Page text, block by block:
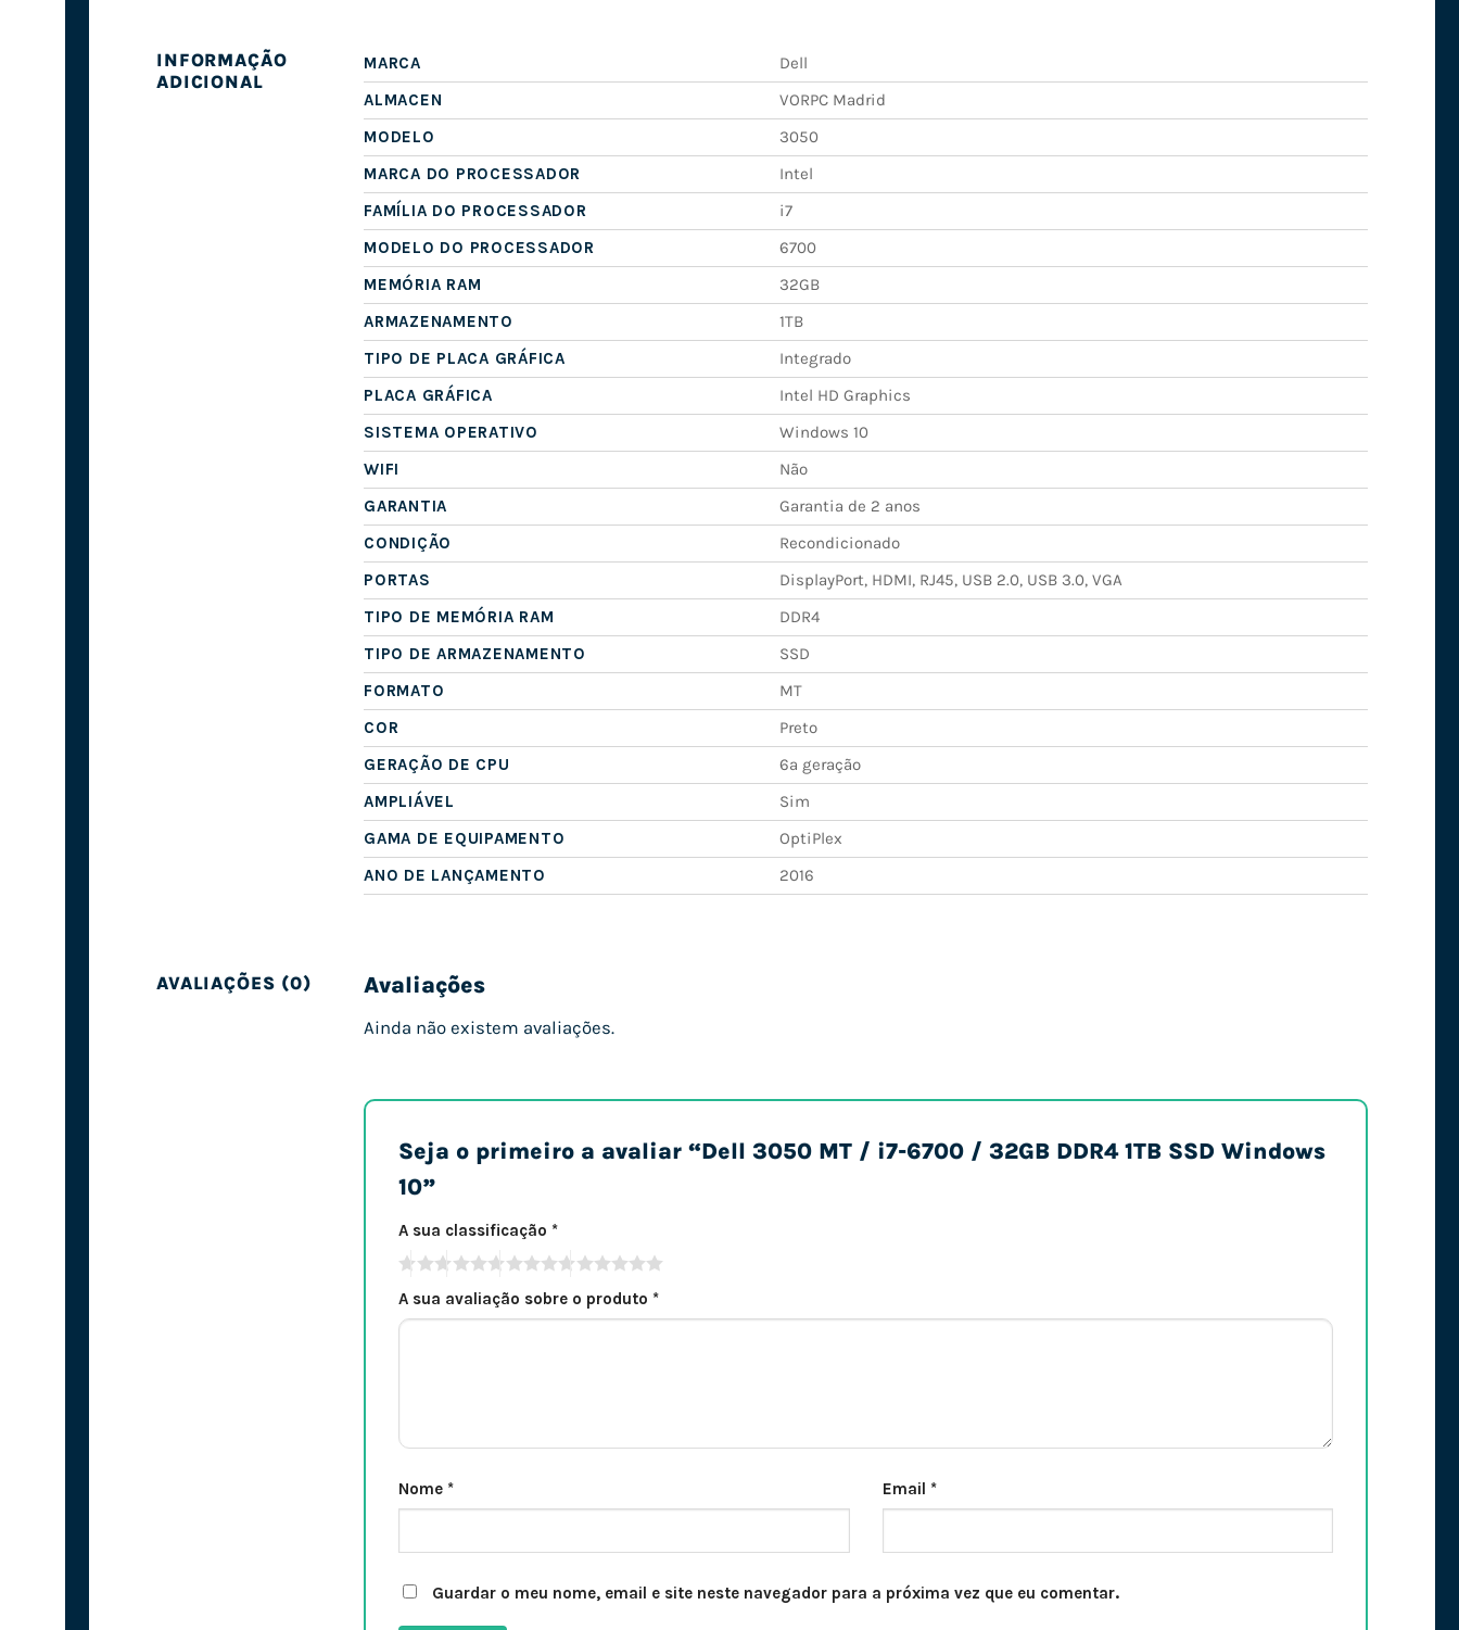
INFORMAÇÃO
ADICIONAL
MARCA
Dell
ALMACEN
VORPC Madrid
MODELO
3050
MARCA DO PROCESSADOR
Intel
FAMÍLIA DO PROCESSADOR
i7
MODELO DO PROCESSADOR
6700
MEMÓRIA RAM
32GB
ARMAZENAMENTO
1TB
TIPO DE PLACA GRÁFICA
Integrado
PLACA GRÁFICA
Intel HD Graphics
SISTEMA OPERATIVO
Windows 10
WIFI
Não
GARANTIA
Garantia de 2 anos
CONDIÇÃO
Recondicionado
PORTAS
DisplayPort, HDMI, RJ45, USB 2.0, USB 3.0, VGA
TIPO DE MEMÓRIA RAM
DDR4
TIPO DE ARMAZENAMENTO
SSD
FORMATO
MT
COR
Preto
GERAÇÃO DE CPU
6ª geração
AMPLIÁVEL
Sim
GAMA DE EQUIPAMENTO
OptiPlex
ANO DE LANÇAMENTO
2016
AVALIAÇÕES (0) Avaliações
Ainda não existem avaliações.
Seja o primeiro a avaliar “Dell 3050 MT / i7-6700 / 32GB DDR4 1TB SSD Windows
10”
A sua classificação *
A sua avaliação sobre o produto *
Nome * Email *
Guardar o meu nome, email e site neste navegador para a próxima vez que eu comentar.